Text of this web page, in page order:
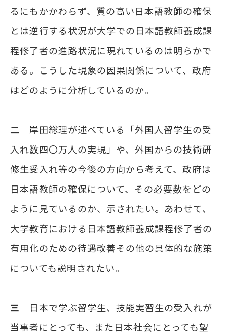
るにもかかわらず、質の高い日本語教師の確保
とは逆行する状況が大学での日本語教師養成課
程修了者の進路状況に現れているのは明らかで
ある。こうした現象の因果関係について、政府
はどのように分析しているのか。
二 岸田総理が述べている「外国人留学生の受
入れ数四〇万人の実現」や、外国からの技術研
修生受入れ等の今後の方向から考えて、政府は
日本語教師の確保について、その必要数をどの
ように見ているのか、示されたい。あわせて、
大学教育における日本語教師養成課程修了者の
有用化のための待遇改善その他の具体的な施策
についても説明されたい。
三 日本で学ぶ留学生、技能実習生の受入れが
当事者にとっても、また日本社会にとっても望